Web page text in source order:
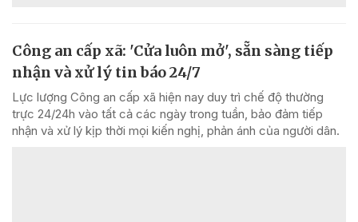
Công an cấp xã: 'Cửa luôn mở', sẵn sàng tiếp
nhận và xử lý tin báo 24/7
Lực lượng Công an cấp xã hiện nay duy trì chế độ thường
trực 24/24h vào tất cả các ngày trong tuần, bảo đảm tiếp
nhận và xử lý kịp thời mọi kiến nghị, phản ánh của người dân.